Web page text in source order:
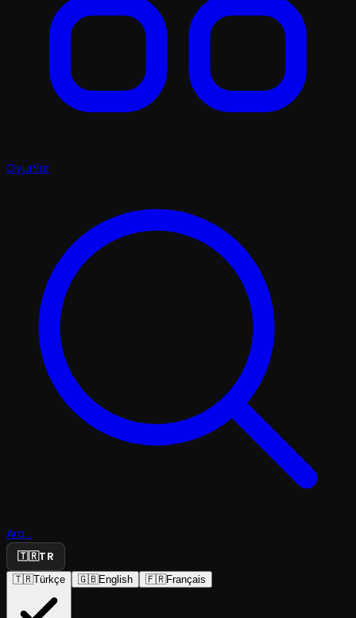
Oyunlar
Ara...
🇹🇷TR
🇹🇷Türkçe 🇬🇧English 🇫🇷Français